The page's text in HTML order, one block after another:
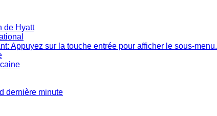
de Hyatt
Appuyez sur la touche entrée pour afficher le sous-menu.
dernière minute